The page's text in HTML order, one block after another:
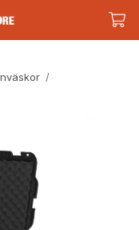
/